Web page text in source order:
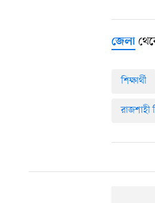
জেলা
শিক্ষার্থী
রাজশাহী